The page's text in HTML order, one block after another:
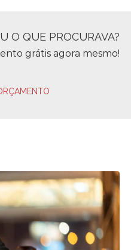
O QUE PROCURAVA?
grátis agora mesmo!